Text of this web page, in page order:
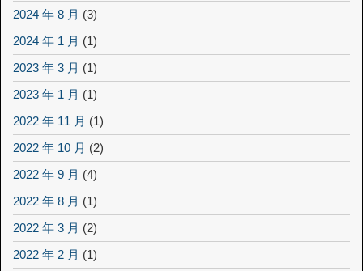
2024 年 8 月 (3)
2024 年 1 月 (1)
2023 年 3 月 (1)
2023 年 1 月 (1)
2022 年 11 月 (1)
2022 年 10 月 (2)
2022 年 9 月 (4)
2022 年 8 月 (1)
2022 年 3 月 (2)
2022 年 2 月 (1)